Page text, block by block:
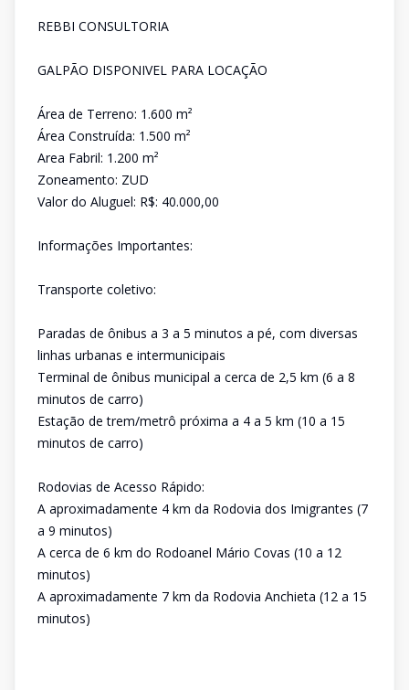
REBBI CONSULTORIA
GALPÃO DISPONIVEL PARA LOCAÇÃO
Área de Terreno: 1.600 m²
Área Construída: 1.500 m²
Area Fabril: 1.200 m²
Zoneamento: ZUD
Valor do Aluguel: R$: 40.000,00
Informações Importantes:
Transporte coletivo:
Paradas de ônibus a 3 a 5 minutos a pé, com diversas
linhas urbanas e intermunicipais
Terminal de ônibus municipal a cerca de 2,5 km (6 a 8
minutos de carro)
Estação de trem/metrô próxima a 4 a 5 km (10 a 15
minutos de carro)
Rodovias de Acesso Rápido:
A aproximadamente 4 km da Rodovia dos Imigrantes (7
a 9 minutos)
A cerca de 6 km do Rodoanel Mário Covas (10 a 12
minutos)
A aproximadamente 7 km da Rodovia Anchieta (12 a 15
minutos)